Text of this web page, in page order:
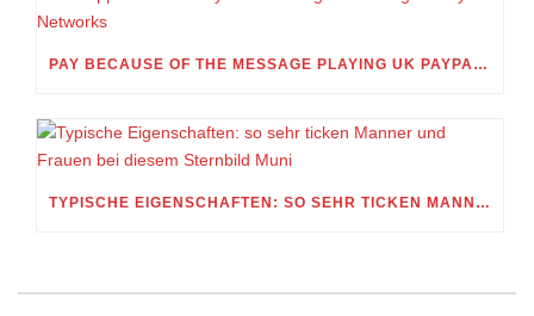
PAY BECAUSE OF THE MESSAGE PLAYING UK PAYPAL CASINO ONLINE APPRECIATE MERELY TEXT MESSAGE GAMBLING MONEY NETWORKS
TYPISCHE EIGENSCHAFTEN: SO SEHR TICKEN MANNER UND FRAUEN BEI DIESEM STERNBILD MUNI